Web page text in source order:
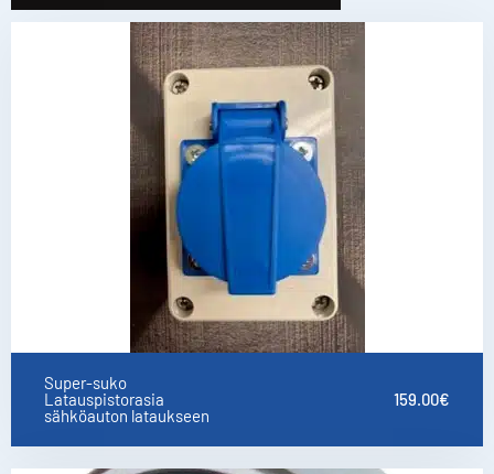
Super-suko
Latauspistorasia
sähköauton lataukseen
159.00€